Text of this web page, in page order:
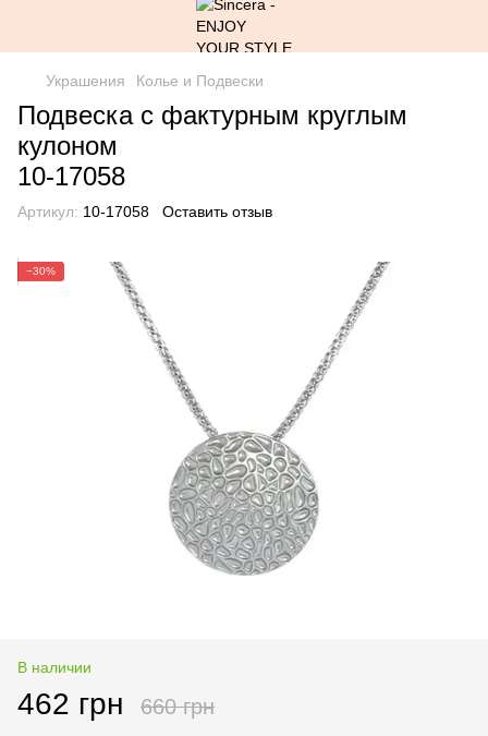
Украшения Колье и Подвески
Подвеска с фактурным круглым
кулоном
10-17058
Артикул: 10-17058 Оставить отзыв
−30%
В наличии
462 грн 660 грн